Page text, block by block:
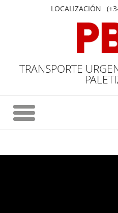
LOCALIZACIÓN
TRANSPORTE